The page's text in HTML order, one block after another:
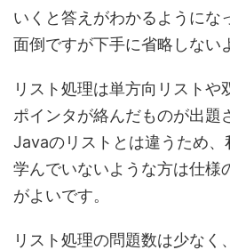
いくと答えがわかるようにな
面倒ですが下手に省略しない
リスト処理は単方向リストや
ポインタが絡んだものが出題
Javaのリストとは違うため
学んでいないような方は仕様
がよいです。
リスト処理の問題数は少なく